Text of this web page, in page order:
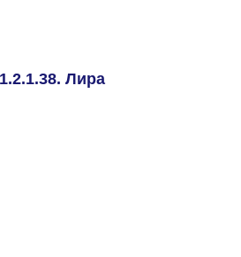
1.2.1.38. Лира